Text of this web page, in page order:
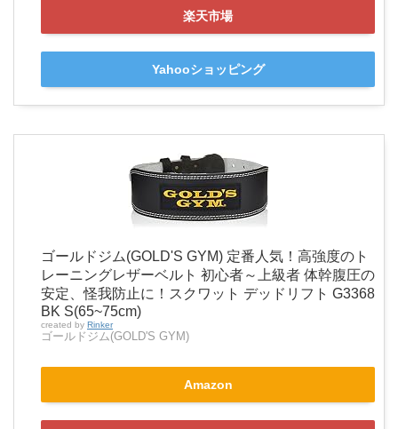
楽天市場
Yahooショッピング
ゴールドジム(GOLD'S GYM) 定番人気！高強度のト
レーニングレザーベルト 初心者～上級者 体幹腹圧の
安定、怪我防止に！スクワット デッドリフト G3368
BK S(65~75cm)
created by Rinker
ゴールドジム(GOLD'S GYM)
Amazon